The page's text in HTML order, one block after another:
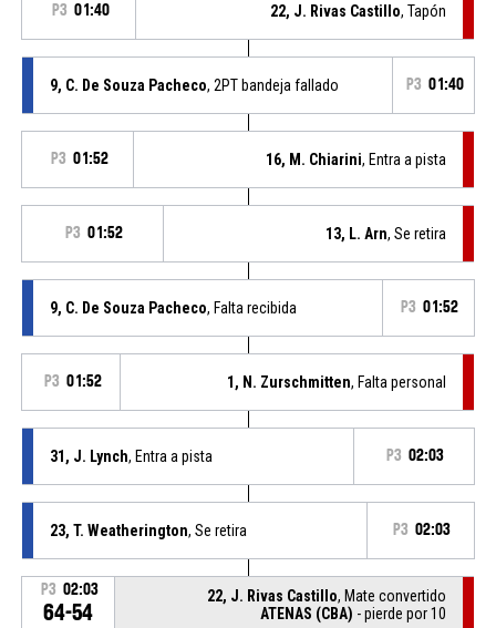
P3 01:40 22, J. Rivas Castillo, Tapón
9, C. De Souza Pacheco, 2PT bandeja fallado P3 01:40
P3 01:52 16, M. Chiarini, Entra a pista
P3 01:52 13, L. Arn, Se retira
9, C. De Souza Pacheco, Falta recibida P3 01:52
P3 01:52 1, N. Zurschmitten, Falta personal
31, J. Lynch, Entra a pista P3 02:03
23, T. Weatherington, Se retira P3 02:03
P3 02:03
64-54
22, J. Rivas Castillo, Mate convertido
ATENAS (CBA) - pierde por 10